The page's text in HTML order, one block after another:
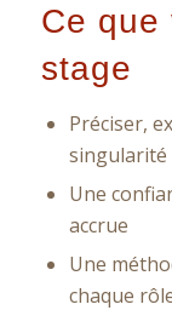
Ce que
stage
Préciser,
singularité
Une
accrue
Une
chaque